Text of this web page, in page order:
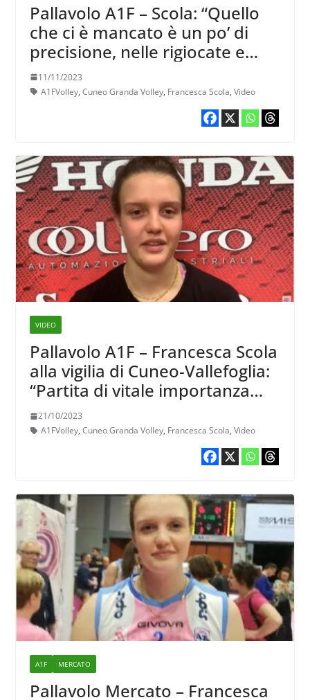
Pallavolo A1F – Scola: “Quello
che ci è mancato è un po’ di
precisione, nelle rigiocate e
nelle cose semplici”
11/11/2023
A1FVolley, Cuneo Granda Volley, Francesca Scola, Video
VIDEO
Pallavolo A1F – Francesca Scola
alla vigilia di Cuneo-Vallefoglia:
“Partita di vitale importanza
per entrambe”
21/10/2023
A1FVolley, Cuneo Granda Volley, Francesca Scola, Video
A1F MERCATO
Pallavolo Mercato – Francesca